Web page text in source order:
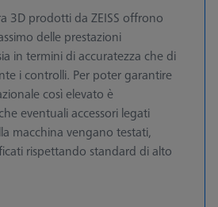
3D prodotti da ZEISS offrono
delle prestazioni
in termini di accuratezza che di
i controlli. Per poter garantire
così elevato è
eventuali accessori legati
macchina vengano testati,
rispettando standard di alto